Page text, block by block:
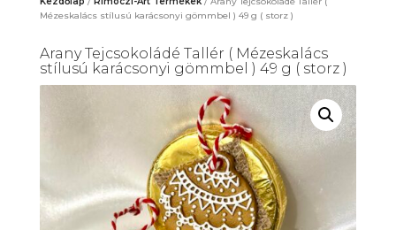
Mézeskalács stílusú karácsonyi gömmbel ) 49 g ( storz )
Arany Tejcsokoládé Tallér ( Mézeskalács
stílusú karácsonyi gömmbel ) 49 g ( storz )